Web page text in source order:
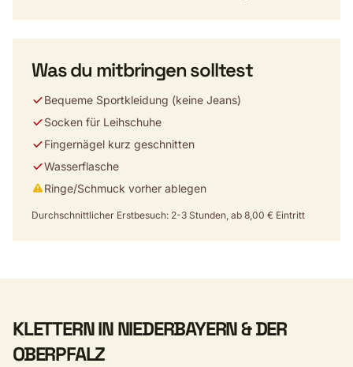
Was du mitbringen solltest
Bequeme Sportkleidung (keine Jeans)
Socken für Leihschuhe
Fingernägel kurz geschnitten
Wasserflasche
Ringe/Schmuck vorher ablegen
Durchschnittlicher Erstbesuch: 2-3 Stunden, ab 8,00 € Eintritt
KLETTERN IN NIEDERBAYERN & DER
OBERPFALZ